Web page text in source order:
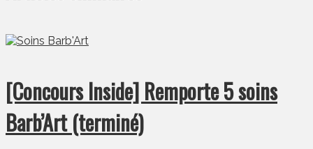
[Concours Inside] Remporte 5 soins
Barb’Art (terminé)